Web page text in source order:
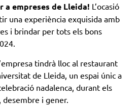
a empreses de Lleida! L’ocasió
una experiència exquisida amb
i brindar per tots els bons
tindrà lloc al restaurant
de Lleida, un espai únic a
nadalenca, durant els
i gener.